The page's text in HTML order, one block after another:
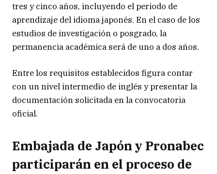
tres y cinco años, incluyendo el periodo de
aprendizaje del idioma japonés. En el caso de los
estudios de investigación o posgrado, la
permanencia académica será de uno a dos años.
Entre los requisitos establecidos figura contar
con un nivel intermedio de inglés y presentar la
documentación solicitada en la convocatoria
oficial.
Embajada de Japón y Pronabec
participarán en el proceso de